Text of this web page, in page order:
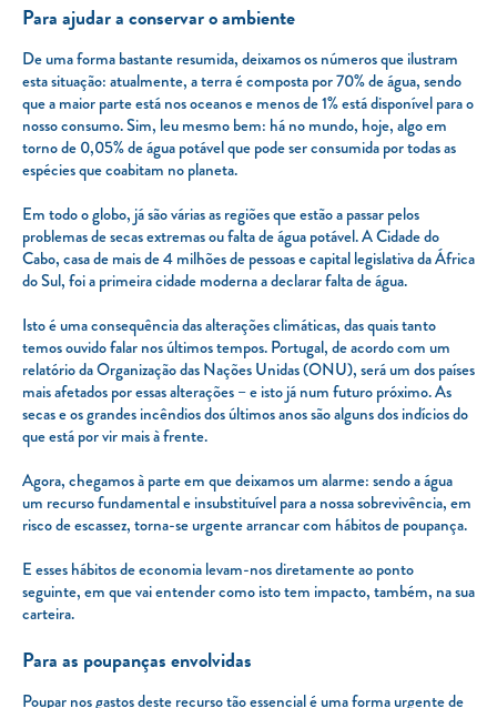
Para ajudar a conservar o ambiente
De uma forma bastante resumida, deixamos os números que ilustram
esta situação: atualmente, a terra é composta por 70% de água, sendo
que a maior parte está nos oceanos e menos de 1% está disponível para o
nosso consumo. Sim, leu mesmo bem: há no mundo, hoje, algo em
torno de 0,05% de água potável que pode ser consumida por todas as
espécies que coabitam no planeta.
Em todo o globo, já são várias as regiões que estão a passar pelos
problemas de secas extremas ou falta de água potável. A Cidade do
Cabo, casa de mais de 4 milhões de pessoas e capital legislativa da África
do Sul, foi a primeira cidade moderna a declarar falta de água.
Isto é uma consequência das alterações climáticas, das quais tanto
temos ouvido falar nos últimos tempos. Portugal, de acordo com um
relatório da Organização das Nações Unidas (ONU), será um dos países
mais afetados por essas alterações – e isto já num futuro próximo. As
secas e os grandes incêndios dos últimos anos são alguns dos indícios do
que está por vir mais à frente.
Agora, chegamos à parte em que deixamos um alarme: sendo a água
um recurso fundamental e insubstituível para a nossa sobrevivência, em
risco de escassez, torna-se urgente arrancar com hábitos de poupança.
E esses hábitos de economia levam-nos diretamente ao ponto
seguinte, em que vai entender como isto tem impacto, também, na sua
carteira.
Para as poupanças envolvidas
Poupar nos gastos deste recurso tão essencial é uma forma urgente de